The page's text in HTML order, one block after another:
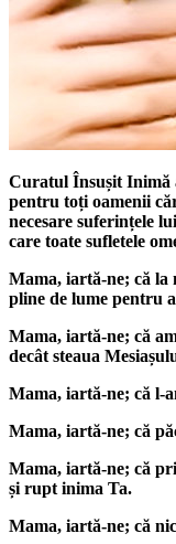
Curatul Însușit Inimă
pentru toți oamenii
necesare suferințele
care toate sufletele
Mama, iartă-ne; că la
pline de lume pentru
Mama, iartă-ne; că
decât steaua
Mama, iartă-ne; că l-
Mama, iartă-ne; că
Mama, iartă-ne; că
și rupt inima Ta.
Mama, iartă-ne; că